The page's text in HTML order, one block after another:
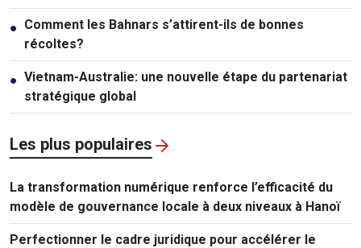
● Comment les Bahnars s’attirent-ils de bonnes
récoltes?
● Vietnam-Australie: une nouvelle étape du partenariat
stratégique global
Les plus populaires
La transformation numérique renforce l’efficacité du
modèle de gouvernance locale à deux niveaux à Hanoï
Perfectionner le cadre juridique pour accélérer le